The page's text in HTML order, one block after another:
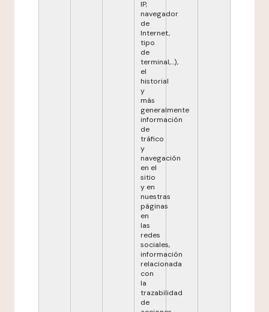
IP,
navegador
de
Internet,
tipo
de
terminal,...),
el
historial
y
más
generalmente
información
de
tráfico
y
navegación
en el
sitio
y en
nuestras
páginas
en
las
redes
sociales,
información
relacionada
con
la
trazabilidad
de